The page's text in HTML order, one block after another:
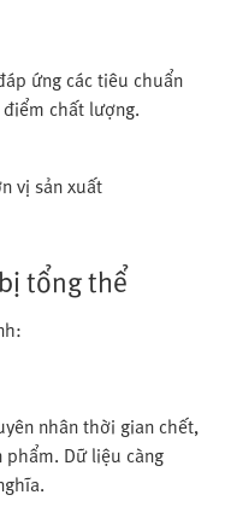
ứng các tiêu chuẩn
chất lượng.
vị sản xuất
tổng thể
nhân thời gian chết,
Dữ liệu càng